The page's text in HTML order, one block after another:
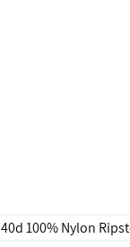
40d 100% Nylon